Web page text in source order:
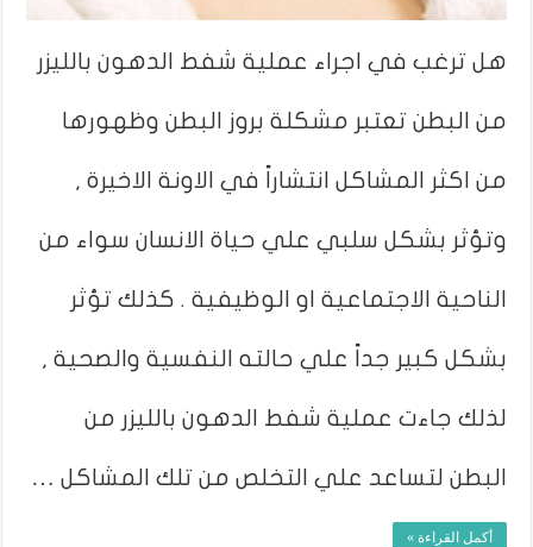
هل ترغب في اجراء عملية شفط الدهون بالليزر
من البطن تعتبر مشكلة بروز البطن وظهورها
من اكثر المشاكل انتشاراً في الاونة الاخيرة ,
وتؤثر بشكل سلبي علي حياة الانسان سواء من
الناحية الاجتماعية او الوظيفية . كذلك تؤثر
بشكل كبير جداً علي حالته النفسية والصحية ,
لذلك جاءت عملية شفط الدهون بالليزر من
البطن لتساعد علي التخلص من تلك المشاكل …
أكمل القراءة »